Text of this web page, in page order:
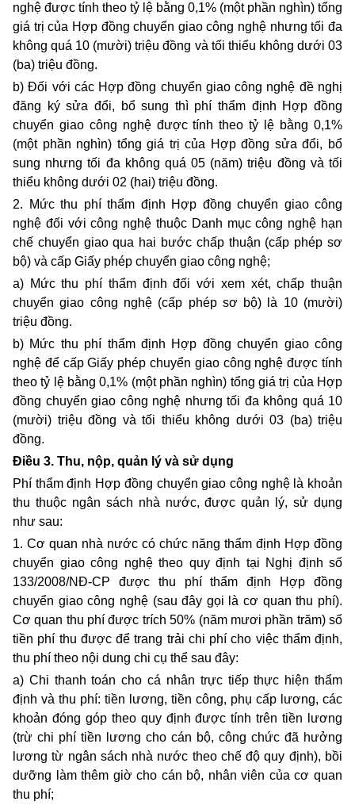
nghệ được tính theo tỷ lệ bằng 0,1% (một phần nghìn) tổng
giá trị của Hợp đồng chuyển giao công nghệ nhưng tối đa
không quá 10 (mười) triệu đồng và tối thiểu không dưới 03
(ba) triệu đồng.
b) Đối với các Hợp đồng chuyển giao công nghệ đề nghị
đăng ký sửa đổi, bổ sung thì phí thẩm định Hợp đồng
chuyển giao công nghệ được tính theo tỷ lệ bằng 0,1%
(một phần nghìn) tổng giá trị của Hợp đồng sửa đổi, bổ
sung nhưng tối đa không quá 05 (năm) triệu đồng và tối
thiểu không dưới 02 (hai) triệu đồng.
2. Mức thu phí thẩm định Hợp đồng chuyển giao công
nghệ đối với công nghệ thuộc Danh mục công nghệ hạn
chế chuyển giao qua hai bước chấp thuận (cấp phép sơ
bộ) và cấp Giấy phép chuyển giao công nghệ;
a) Mứcthu phí thẩm định đối với xem xét, chấp thuận
chuyển giao công nghệ (cấp phép sơ bộ) là 10 (mười)
triệu đồng.
b) Mức thu phí thẩm định Hợp đồng chuyển giao công
nghệ để cấp Giấy phép chuyển giao công nghệ được tính
theo tỷ lệ bằng 0,1% (một phần nghìn) tổng giá trị của Hợp
đồng chuyển giao công nghệ nhưng tối đa không quá 10
(mười) triệu đồng và tối thiểu không dưới 03 (ba) triệu
đồng.
Điều 3. Thu, nộp, quản lý và sử dụng
Phí thẩm định Hợp đồng chuyển giao công nghệ là khoản
thu thuộc ngân sách nhà nước, được quản lý, sử dụng
như sau:
1. Cơ quan nhà nước có chức năng thẩm định Hợp đồng
chuyển giao công nghệ theo quy định tại Nghị định số
133/2008/NĐ-CP được thu phí thẩm định Hợp đồng
chuyển giao công nghệ (sau đây gọi là cơ quan thu phí).
Cơ quan thu phí được trích 50% (năm mươi phần trăm) số
tiền phí thu được để trang trải chi phí cho việc thẩm định,
thu phí theo nội dung chi cụ thể sau đây:
a) Chi thanh toán cho cá nhân trực tiếp thực hiện thẩm
định và thu phí: tiền lương, tiền công, phụ cấp lương, các
khoản đóng góp theo quy định được tính trên tiền lương
(trừ chi phí tiền lương cho cán bộ, công chức đã hưởng
lương từ ngân sách nhà nước theo chế độ quy định), bồi
dưỡng làm thêm giờ cho cán bộ, nhân viên của cơ quan
thu phí;